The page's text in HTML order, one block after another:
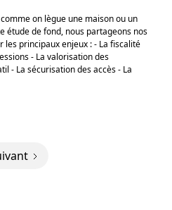
on lègue une maison ou un
étude de fond, nous partageons nos
principaux enjeux : - La fiscalité
- La valorisation des
- La sécurisation des accès - La